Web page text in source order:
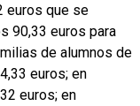
euros que se
90,33 euros para
de alumnos de
euros; en
euros; en